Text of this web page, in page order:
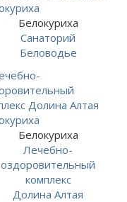
Белокуриха
Санаторий
Беловодье
Белокуриха
Лечебно-
оздоровительный
комплекс
Долина Алтая